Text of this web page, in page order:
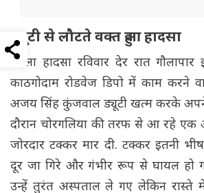
ड्यूटी से लौटते वक्त हुआ हादसा
पहला हादसा रविवार देर रात
काठगोदाम रोडवेज डिपो में काम करने
अजय सिंह कुंजवाल ड्यूटी खत्म करके
दौरान चोरगलिया की तरफ से आ रहे एक
जोरदार टक्कर मार दी. टक्कर इतनी
दूर जा गिरे और गंभीर रूप से घायल
उन्हें तुरंत अस्पताल ले गए लेकिन रास्ते